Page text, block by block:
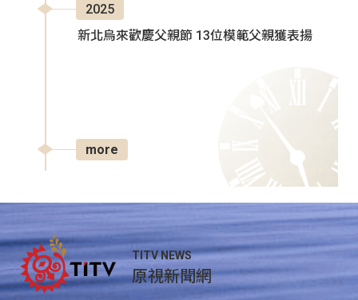
2025
新北烏來歡慶父親節 13位模範父親獲表揚
more
TITV NEWS
原視新聞網